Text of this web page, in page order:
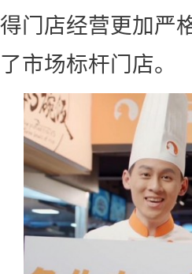
得门店经营更加严
了市场标杆门店。